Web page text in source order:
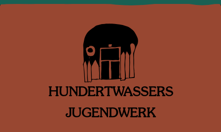
HUNDERTWASSERS
JUGENDWERK